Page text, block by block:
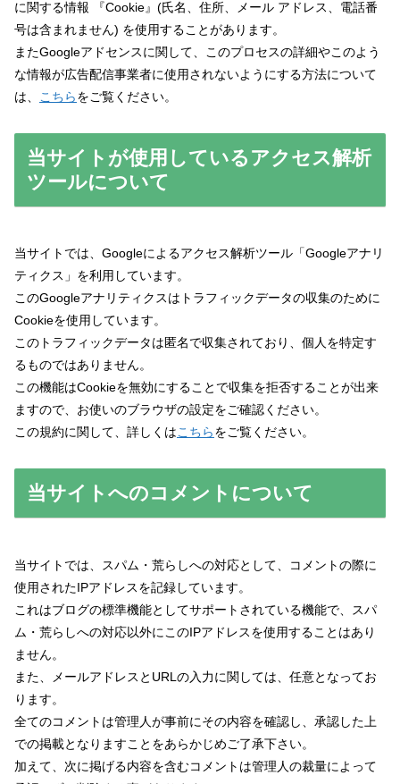
に関する情報 『Cookie』(氏名、住所、メール アドレス、電話番
号は含まれません) を使用することがあります。
またGoogleアドセンスに関して、このプロセスの詳細やこのよう
な情報が広告配信事業者に使用されないようにする方法について
は、 こちらをご覧ください。
当サイトが使用しているアクセス解析
ツールについて
当サイトでは、Googleによるアクセス解析ツール「Googleアナリ
ティクス」を利用しています。
このGoogleアナリティクスはトラフィックデータの収集のために
Cookieを使用しています。
このトラフィックデータは匿名で収集されており、個人を特定す
るものではありません。
この機能はCookieを無効にすることで収集を拒否することが出来
ますので、お使いのブラウザの設定をご確認ください。
この規約に関して、詳しくはこちらをご覧ください。
当サイトへのコメントについて
当サイトでは、スパム・荒らしへの対応として、コメントの際に
使用されたIPアドレスを記録しています。
これはブログの標準機能としてサポートされている機能で、スパ
ム・荒らしへの対応以外にこのIPアドレスを使用することはあり
ません。
また、メールアドレスとURLの入力に関しては、任意となってお
ります。
全てのコメントは管理人が事前にその内容を確認し、承認した上
での掲載となりますことをあらかじめご了承下さい。
加えて、次に掲げる内容を含むコメントは管理人の裁量によって